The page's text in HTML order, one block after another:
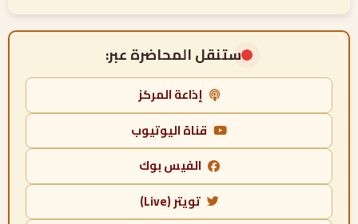
ستنقل المحاضرة عبر:
إذاعة المركز
قناة اليوتيوب
الفيس بوك
تويتر (Live)